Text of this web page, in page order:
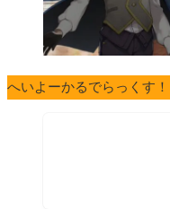
へいよーかるでらっくす！